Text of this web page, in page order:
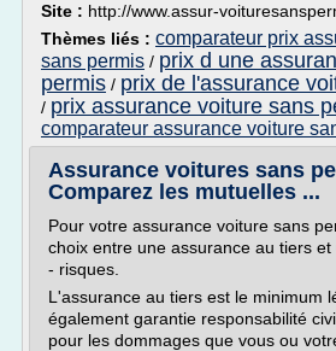
Site : http://www.assur-
Thèmes liés : comparateur prix
sans permis / prix d une
permis / prix de l'assurance
/ prix assurance voiture sans
comparateur assurance voiture
Assurance voitures sans
Comparez les mutuelles ...
Pour votre assurance voiture sans
choix entre une assurance au tiers
- risques.
L'assurance au tiers est le minimum
également garantie responsabilité
pour les dommages que vous ou